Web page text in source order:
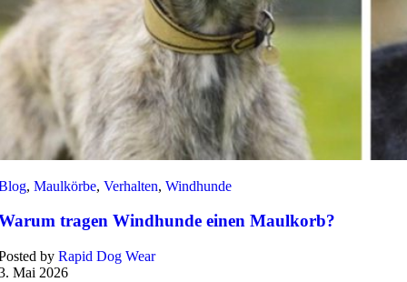
, Maulkörbe, Verhalten, Windhunde
tragen Windhunde einen Maulkorb?
by Rapid Dog Wear
Mai 2026